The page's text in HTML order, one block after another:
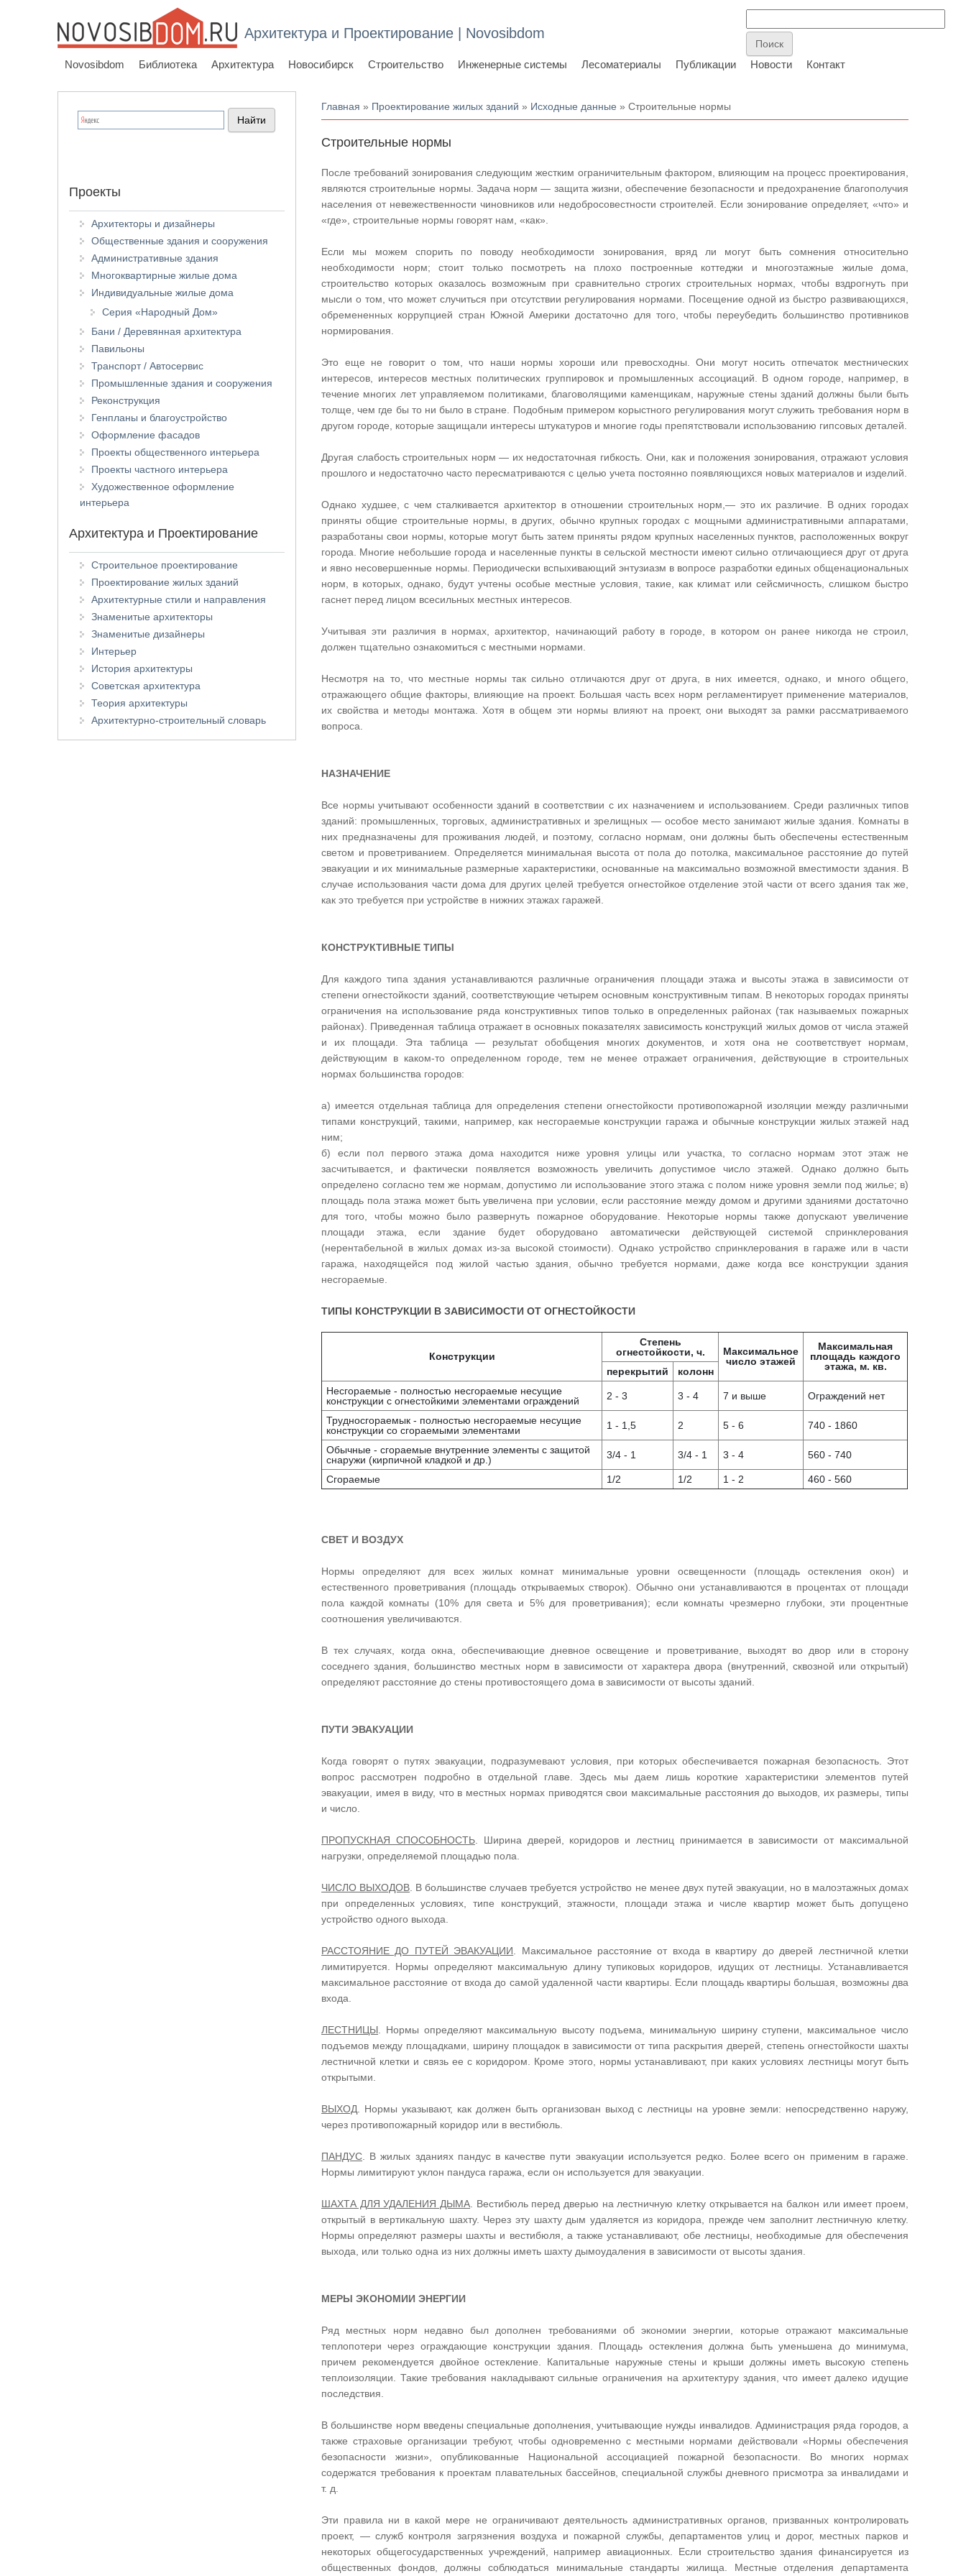
Архитектура и Проектирование | Novosibdom
Novosibdom Библиотека Архитектура Новосибирск Строительство Инженерные системы Лесоматериалы Публикации Новости Контакт
Вы здесь
Главная » Проектирование жилых зданий » Исходные данные » Строительные нормы
Строительные нормы
После требований зонирования следующим жестким ограничительным фактором, влияющим на процесс проектирования,
являются строительные нормы. Задача норм — защита жизни, обеспечение безопасности и предохранение благополучия
населения от невежественности чиновников или недобросовестности строителей. Если зонирование определяет, «что» и
«где», строительные нормы говорят нам, «как».
Если мы можем спорить по поводу необходимости зонирования, вряд ли могут быть сомнения относительно
необходимости норм; стоит только посмотреть на плохо построенные коттеджи и многоэтажные жилые дома,
строительство которых оказалось возможным при сравнительно строгих строительных нормах, чтобы вздрогнуть при
мысли о том, что может случиться при отсутствии регулирования нормами. Посещение одной из быстро развивающихся,
обремененных коррупцией стран Южной Америки достаточно для того, чтобы переубедить большинство противников
нормирования.
Это еще не говорит о том, что наши нормы хороши или превосходны. Они могут носить отпечаток местнических
интересов, интересов местных политических группировок и промышленных ассоциаций. В одном городе, например, в
течение многих лет управляемом политиками, благоволящими каменщикам, наружные стены зданий должны были быть
толще, чем где бы то ни было в стране. Подобным примером корыстного регулирования могут служить требования норм в
другом городе, которые защищали интересы штукатуров и многие годы препятствовали использованию гипсовых деталей.
Другая слабость строительных норм — их недостаточная гибкость. Они, как и положения зонирования, отражают условия
прошлого и недостаточно часто пересматриваются с целью учета постоянно появляющихся новых материалов и изделий.
Однако худшее, с чем сталкивается архитектор в отношении строительных норм,— это их различие. В одних городах
приняты общие строительные нормы, в других, обычно крупных городах с мощными административными аппаратами,
разработаны свои нормы, которые могут быть затем приняты рядом крупных населенных пунктов, расположенных вокруг
города. Многие небольшие города и населенные пункты в сельской местности имеют сильно отличающиеся друг от друга
и явно несовершенные нормы. Периодически вспыхивающий энтузиазм в вопросе разработки единых общенациональных
норм, в которых, однако, будут учтены особые местные условия, такие, как климат или сейсмичность, слишком быстро
гаснет перед лицом всесильных местных интересов.
Учитывая эти различия в нормах, архитектор, начинающий работу в городе, в котором он ранее никогда не строил,
должен тщательно ознакомиться с местными нормами.
Несмотря на то, что местные нормы так сильно отличаются друг от друга, в них имеется, однако, и много общего,
отражающего общие факторы, влияющие на проект. Большая часть всех норм регламентирует применение материалов,
их свойства и методы монтажа. Хотя в общем эти нормы влияют на проект, они выходят за рамки рассматриваемого
вопроса.
НАЗНАЧЕНИЕ
Все нормы учитывают особенности зданий в соответствии с их назначением и использованием. Среди различных типов
зданий: промышленных, торговых, административных и зрелищных — особое место занимают жилые здания. Комнаты в
них предназначены для проживания людей, и поэтому, согласно нормам, они должны быть обеспечены естественным
светом и проветриванием. Определяется минимальная высота от пола до потолка, максимальное расстояние до путей
эвакуации и их минимальные размерные характеристики, основанные на максимально возможной вместимости здания. В
случае использования части дома для других целей требуется огнестойкое отделение этой части от всего здания так же,
как это требуется при устройстве в нижних этажах гаражей.
КОНСТРУКТИВНЫЕ ТИПЫ
Для каждого типа здания устанавливаются различные ограничения площади этажа и высоты этажа в зависимости от
степени огнестойкости зданий, соответствующие четырем основным конструктивным типам. В некоторых городах приняты
ограничения на использование ряда конструктивных типов только в определенных районах (так называемых пожарных
районах). Приведенная таблица отражает в основных показателях зависимость конструкций жилых домов от числа этажей
и их площади. Эта таблица — результат обобщения многих документов, и хотя она не соответствует нормам,
действующим в каком-то определенном городе, тем не менее отражает ограничения, действующие в строительных
нормах большинства городов:
а) имеется отдельная таблица для определения степени огнестойкости противопожарной изоляции между различными
типами конструкций, такими, например, как несгораемые конструкции гаража и обычные конструкции жилых этажей над
ним;
б) если пол первого этажа дома находится ниже уровня улицы или участка, то согласно нормам этот этаж не
засчитывается, и фактически появляется возможность увеличить допустимое число этажей. Однако должно быть
определено согласно тем же нормам, допустимо ли использование этого этажа с полом ниже уровня земли под жилье; в)
площадь пола этажа может быть увеличена при условии, если расстояние между домом и другими зданиями достаточно
для того, чтобы можно было развернуть пожарное оборудование. Некоторые нормы также допускают увеличение
площади этажа, если здание будет оборудовано автоматически действующей системой спринклерования
(нерентабельной в жилых домах из-за высокой стоимости). Однако устройство спринклерования в гараже или в части
гаража, находящейся под жилой частью здания, обычно требуется нормами, даже когда все конструкции здания
несгораемые.
ТИПЫ КОНСТРУКЦИИ В ЗАВИСИМОСТИ ОТ ОГНЕСТОЙКОСТИ
Конструкции
Степень
огнестойкости, ч.
Максимальное
число этажей
Максимальная
площадь каждого
этажа, м. кв.
перекрытий
колонн
Несгораемые - полностью несгораемые несущие
конструкции с огнестойкими элементами ограждений
2 - 3 3 - 4 7 и выше Ограждений нет
Трудносгораемык - полностью несгораемые несущие
конструкции со сгораемыми элементами
1 - 1,5 2 5 - 6 740 - 1860
Обычные - сгораемые внутренние элементы с защитой
снаружи (кирпичной кладкой и др.)
3/4 - 1 3/4 - 1 3 - 4 560 - 740
Сгораемые 1/2 1/2 1 - 2 460 - 560
СВЕТ И ВОЗДУХ
Нормы определяют для всех жилых комнат минимальные уровни освещенности (площадь остекления окон) и
естественного проветривания (площадь открываемых створок). Обычно они устанавливаются в процентах от площади
пола каждой комнаты (10% для света и 5% для проветривания); если комнаты чрезмерно глубоки, эти процентные
соотношения увеличиваются.
В тех случаях, когда окна, обеспечивающие дневное освещение и проветривание, выходят во двор или в сторону
соседнего здания, большинство местных норм в зависимости от характера двора (внутренний, сквозной или открытый)
определяют расстояние до стены противостоящего дома в зависимости от высоты зданий.
ПУТИ ЭВАКУАЦИИ
Когда говорят о путях эвакуации, подразумевают условия, при которых обеспечивается пожарная безопасность. Этот
вопрос рассмотрен подробно в отдельной главе. Здесь мы даем лишь короткие характеристики элементов путей
эвакуации, имея в виду, что в местных нормах приводятся свои максимальные расстояния до выходов, их размеры, типы
и число.
ПРОПУСКНАЯ СПОСОБНОСТЬ. Ширина дверей, коридоров и лестниц принимается в зависимости от максимальной
нагрузки, определяемой площадью пола.
ЧИСЛО ВЫХОДОВ . В большинстве случаев требуется устройство не менее двух путей эвакуации, но в малоэтажных домах
при определенных условиях, типе конструкций, этажности, площади этажа и числе квартир может быть допущено
устройство одного выхода.
РАССТОЯНИЕ ДО ПУТЕЙ ЭВАКУАЦИИ . Максимальное расстояние от входа в квартиру до дверей лестничной клетки
лимитируется. Нормы определяют максимальную длину тупиковых коридоров, идущих от лестницы. Устанавливается
максимальное расстояние от входа до самой удаленной части квартиры. Если площадь квартиры большая, возможны два
входа.
ЛЕСТНИЦЫ . Нормы определяют максимальную высоту подъема, минимальную ширину ступени, максимальное число
подъемов между площадками, ширину площадок в зависимости от типа раскрытия дверей, степень огнестойкости шахты
лестничной клетки и связь ее с коридором. Кроме этого, нормы устанавливают, при каких условиях лестницы могут быть
открытыми.
ВЫХОД . Нормы указывают, как должен быть организован выход с лестницы на уровне земли: непосредственно наружу,
через противопожарный коридор или в вестибюль.
ПАНДУС . В жилых зданиях пандус в качестве пути эвакуации используется редко. Более всего он применим в гараже.
Нормы лимитируют уклон пандуса гаража, если он используется для эвакуации.
ШАХТА ДЛЯ УДАЛЕНИЯ ДЫМА . Вестибюль перед дверью на лестничную клетку открывается на балкон или имеет проем,
открытый в вертикальную шахту. Через эту шахту дым удаляется из коридора, прежде чем заполнит лестничную клетку.
Нормы определяют размеры шахты и вестибюля, а также устанавливают, обе лестницы, необходимые для обеспечения
выхода, или только одна из них должны иметь шахту дымоудаления в зависимости от высоты здания.
МЕРЫ ЭКОНОМИИ ЭНЕРГИИ
Ряд местных норм недавно был дополнен требованиями об экономии энергии, которые отражают максимальные
теплопотери через ограждающие конструкции здания. Площадь остекления должна быть уменьшена до минимума,
причем рекомендуется двойное остекление. Капитальные наружные стены и крыши должны иметь высокую степень
теплоизоляции. Такие требования накладывают сильные ограничения на архитектуру здания, что имеет далеко идущие
последствия.
В большинстве норм введены специальные дополнения, учитывающие нужды инвалидов. Администрация ряда городов, а
также страховые организации требуют, чтобы одновременно с местными нормами действовали «Нормы обеспечения
безопасности жизни», опубликованные Национальной ассоциацией пожарной безопасности. Во многих нормах
содержатся требования к проектам плавательных бассейнов, специальной службы дневного присмотра за инвалидами и
т. д.
Эти правила ни в какой мере не ограничивают деятельность административных органов, призванных контролировать
проект, — служб контроля загрязнения воздуха и пожарной службы, департаментов улиц и дорог, местных парков и
некоторых общегосударственных учреждений, например авиационных. Если строительство здания финансируется из
общественных фондов, должны соблюдаться минимальные стандарты жилища. Местные отделения департамента
Проекты
Архитекторы и дизайнеры
Общественные здания и сооружения
Административные здания
Многоквартирные жилые дома
Индивидуальные жилые дома
Серия «Народный Дом»
Бани / Деревянная архитектура
Павильоны
Транспорт / Автосервис
Промышленные здания и сооружения
Реконструкция
Генпланы и благоустройство
Оформление фасадов
Проекты общественного интерьера
Проекты частного интерьера
Художественное оформление
интерьера
Архитектура и Проектирование
Строительное проектирование
Проектирование жилых зданий
Архитектурные стили и направления
Знаменитые архитекторы
Знаменитые дизайнеры
Интерьер
История архитектуры
Советская архитектура
Теория архитектуры
Архитектурно-строительный словарь